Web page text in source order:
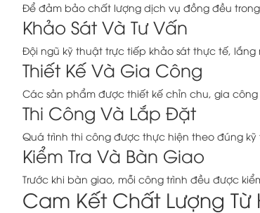
Để đảm bảo chất lượng dịch vụ đồng đều
Khảo Sát Và Tư Vấn
Đội ngũ kỹ thuật trực tiếp khảo sát thực tế,
Thiết Kế Và Gia Công
Các sản phẩm được thiết kế chỉn chu, gia
Thi Công Và Lắp Đặt
Quá trình thi công được thực hiện theo đúng
Kiểm Tra Và Bàn Giao
Trước khi bàn giao, mỗi công trình đều được
Cam Kết Chất Lượng Từ